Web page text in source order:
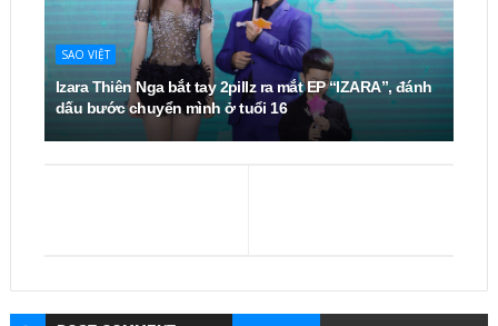
SAO VIỆT
Izara Thiên Nga bắt tay 2pillz ra mắt EP “IZARA”, đánh
dấu bước chuyển mình ở tuổi 16